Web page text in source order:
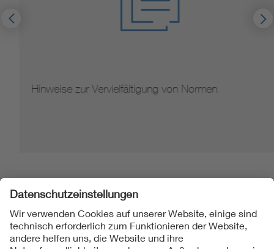
Hinweise zur Vervielfältigung von Normen
Folgen Sie uns